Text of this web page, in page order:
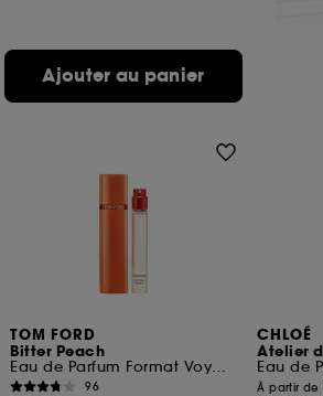
Ajouter au panier
TOM FORD
Bitter Peach
Eau de Parfum Format Voyage
96
CHLOÉ
Atelier
Eau de
À partir de